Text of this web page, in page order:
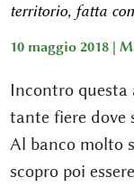
territorio, fatta
10 maggio 2018 |
Incontro questa
tante fiere dove
Al banco molto
scopro poi